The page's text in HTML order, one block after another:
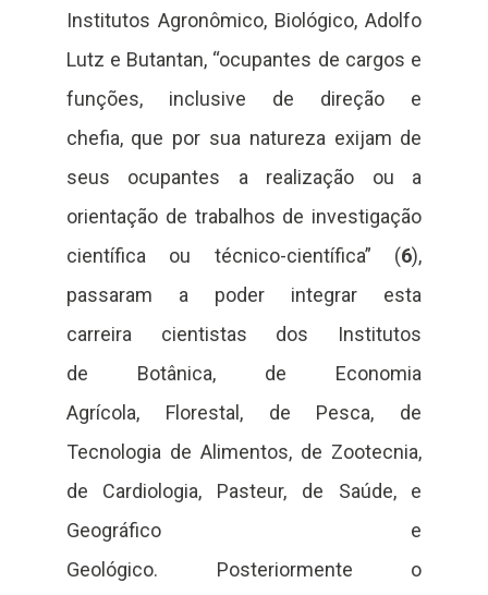
Institutos Agronômico, Biológico, Adolfo
Lutz e Butantan, “ocupantes de cargos e
funções, inclusive de direção e
chefia, que por sua natureza exijam de
seus ocupantes a realização ou a
orientação de trabalhos de investigação
científica ou técnico-científica” (6),
passaram a poder integrar esta
carreira cientistas dos Institutos
de Botânica, de Economia
Agrícola, Florestal, de Pesca, de
Tecnologia de Alimentos, de Zootecnia,
de Cardiologia, Pasteur, de Saúde, e
Geográfico e
Geológico. Posteriormente o